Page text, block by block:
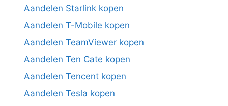
Aandelen Starlink kopen
Aandelen T-Mobile kopen
Aandelen TeamViewer kopen
Aandelen Ten Cate kopen
Aandelen Tencent kopen
Aandelen Tesla kopen